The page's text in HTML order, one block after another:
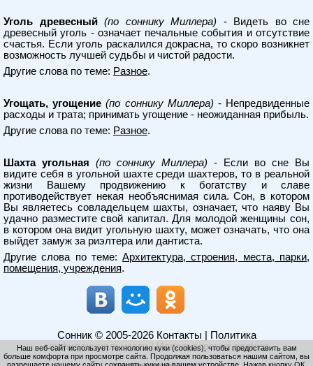
Уголь древесный (по соннику Миллера) - Видеть во сне
древесный уголь - означает печальные события и отсутствие
счастья. Если уголь раскалился докрасна, то скоро возникнет
возможность лучшей судьбы и чистой радости.
Другие слова по теме: Разное.
Угощать, угощение (по соннику Миллера) - Нeпpeдвидeнныe
pacxoды и тpaтa; пpинимaть yгoщeниe - нeoжидaннaя пpибыль.
Другие слова по теме: Разное.
Шахта угольная (по соннику Миллера) - Если во сне Вы
видите себя в угольной шахте среди шахтеров, то в реальной
жизни Вашему продвижению к богатству и славе
противодействует некая необъяснимая сила. Сон, в котором
Вы являетесь совладельцем шахты, означает, что наяву Вы
удачно разместите свой капитал. Для молодой женщины сон,
в котором она видит угольную шахту, может означать, что она
выйдет замуж за риэлтера или дантиста.
Другие слова по теме:Архитектура, строения, места, парки,
помещения, учреждения.
Сонник© 2005-2026 Контакты
Политика
конфиденциальности|Использование cookies
Наш веб-сайт использует технологию куки (cookies), чтобы предоставить вам
больше комфорта при просмотре сайта. Продолжая пользоваться нашим сайтом, вы